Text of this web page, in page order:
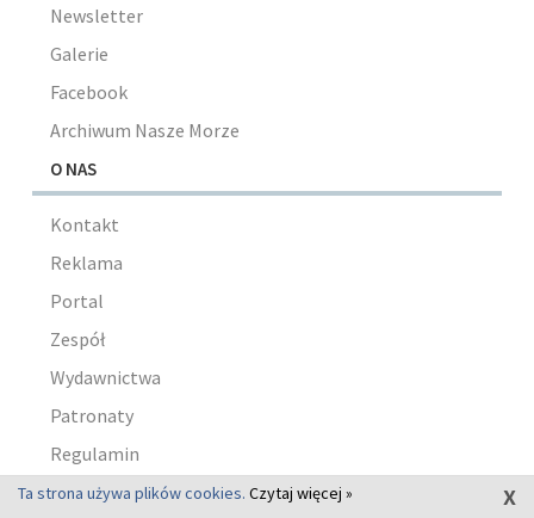
Newsletter
Galerie
Facebook
Archiwum Nasze Morze
O NAS
Kontakt
Reklama
Portal
Zespół
Wydawnictwa
Patronaty
Regulamin
Polityka prywatności
Ta strona używa plików cookies. Czytaj więcej » x